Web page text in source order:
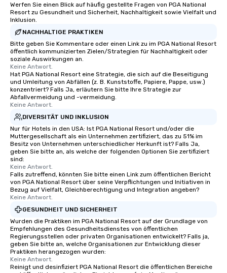
Werfen Sie einen Blick auf häufig gestellte Fragen von PGA National
Resort zu Gesundheit und Sicherheit, Nachhaltigkeit sowie Vielfalt und
Inklusion.
NACHHALTIGE PRAKTIKEN
Bitte geben Sie Kommentare oder einen Link zu im PGA National Resort
öffentlich kommunizierten Zielen/Strategien für Nachhaltigkeit oder
soziale Auswirkungen an.
Keine Antwort.
Hat PGA National Resort eine Strategie, die sich auf die Beseitigung
und Umleitung von Abfällen (z. B. Kunststoffe, Papiere, Pappe, usw.)
konzentriert? Falls Ja, erläutern Sie bitte Ihre Strategie zur
Abfallvermeidung und -vermeidung.
Keine Antwort.
DIVERSITÄT UND INKLUSION
Nur für Hotels in den USA: Ist PGA National Resort und/oder die
Muttergesellschaft als ein Unternehmen zertifiziert, das zu 51% im
Besitz von Unternehmen unterschiedlicher Herkunft ist? Falls Ja,
geben Sie bitte an, als welche der folgenden Optionen Sie zertifiziert
sind:
Keine Antwort.
Falls zutreffend, könnten Sie bitte einen Link zum öffentlichen Bericht
von PGA National Resort über seine Verpflichtungen und Initiativen in
Bezug auf Vielfalt, Gleichberechtigung und Integration angeben?
Keine Antwort.
GESUNDHEIT UND SICHERHEIT
Wurden die Praktiken im PGA National Resort auf der Grundlage von
Empfehlungen des Gesundheitsdienstes von öffentlichen
Regierungsstellen oder privaten Organisationen entwickelt? Falls ja,
geben Sie bitte an, welche Organisationen zur Entwicklung dieser
Praktiken herangezogen wurden:
Keine Antwort.
Reinigt und desinfiziert PGA National Resort die öffentlichen Bereiche